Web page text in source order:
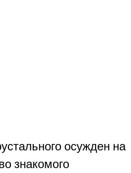
осужден на
знакомого